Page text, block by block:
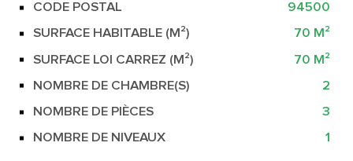
Caractérisque Valeurs
CODE POSTAL
94500
SURFACE HABITABLE (M²)
70 M²
SURFACE LOI CARREZ (M²)
70 M²
NOMBRE DE CHAMBRE(S)
2
NOMBRE DE PIÈCES
3
NOMBRE DE NIVEAUX
1